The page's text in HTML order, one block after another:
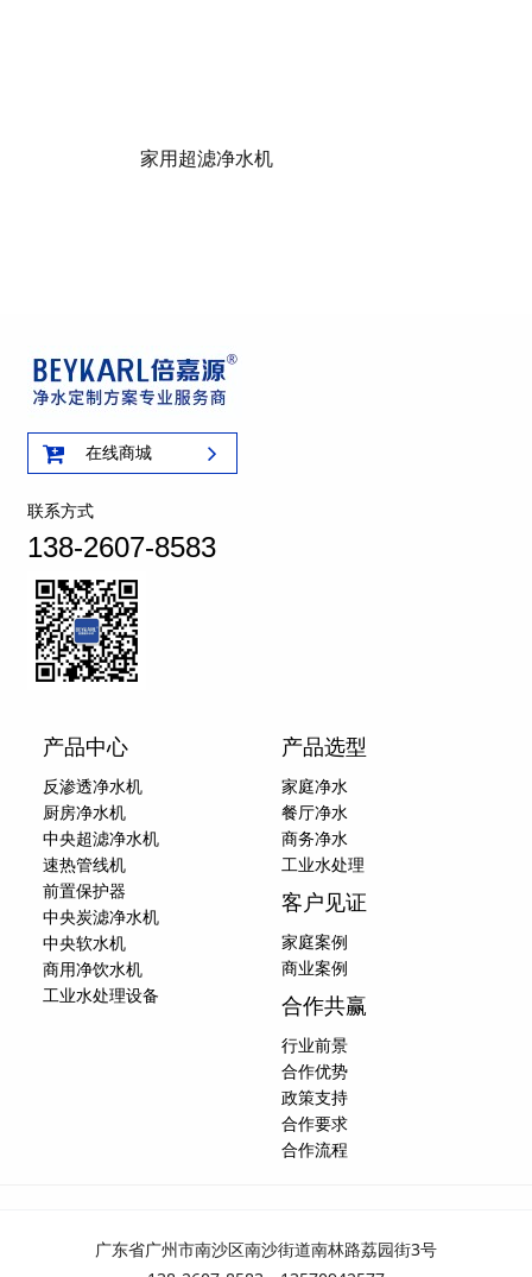
家用超滤净水机
在线商城
联系方式
138-2607-8583
产品中心
反渗透净水机
厨房净水机
中央超滤净水机
速热管线机
前置保护器
中央炭滤净水机
中央软水机
商用净饮水机
工业水处理设备
产品选型
家庭净水
餐厅净水
商务净水
工业水处理
客户见证
家庭案例
商业案例
合作共赢
行业前景
合作优势
政策支持
合作要求
合作流程
广东省广州市南沙区南沙街道南林路荔园街3号